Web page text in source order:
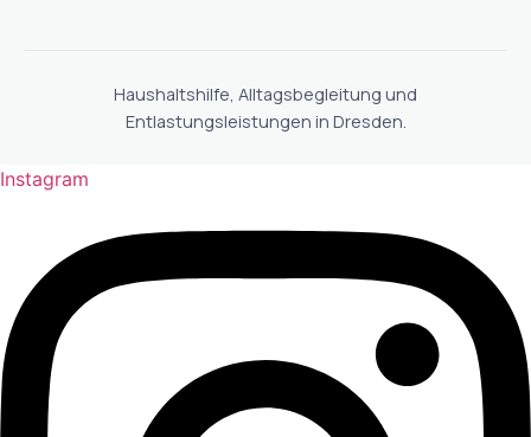
Haushaltshilfe, Alltagsbegleitung und
Entlastungsleistungen in Dresden.
Instagram